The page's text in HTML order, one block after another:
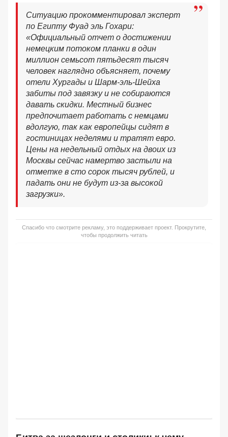
Ситуацию прокомментировал эксперт
по Египту Фуад эль Гохари:
«Официальный отчет о достижении
немецким потоком планки в один
миллион семьсот пятьдесят тысяч
человек наглядно объясняет, почему
отели Хургады и Шарм-эль-Шейха
забиты под завязку и не собираются
давать скидки. Местный бизнес
предпочитает работать с немцами
вдолгую, так как европейцы сидят в
гостиницах неделями и тратят евро.
Цены на недельный отдых на двоих из
Москвы сейчас намертво застыли на
отметке в сто сорок тысяч рублей, и
падать они не будут из-за высокой
загрузки».
Спасибо что смотрите рекламу, это поддерживает проект. Прокрутите,
чтобы продолжить читать